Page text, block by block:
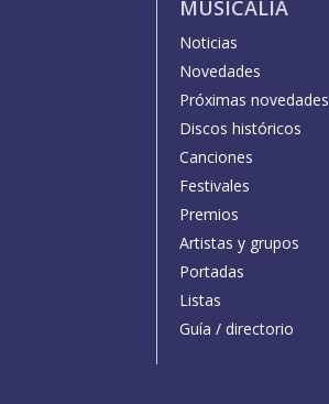
MUSICALIA
Noticias
Novedades
Próximas novedades
Discos históricos
Canciones
Festivales
Premios
Artistas y grupos
Portadas
Listas
Guía / directorio